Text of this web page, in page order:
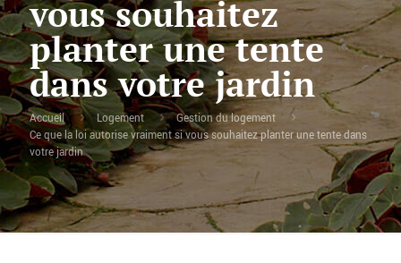
vous souhaitez
planter une tente
dans votre jardin
Accueil Logement
Gestion du logement
Ce que la loi autorise vraiment si vous souhaitez planter une tente dans
votre jardin